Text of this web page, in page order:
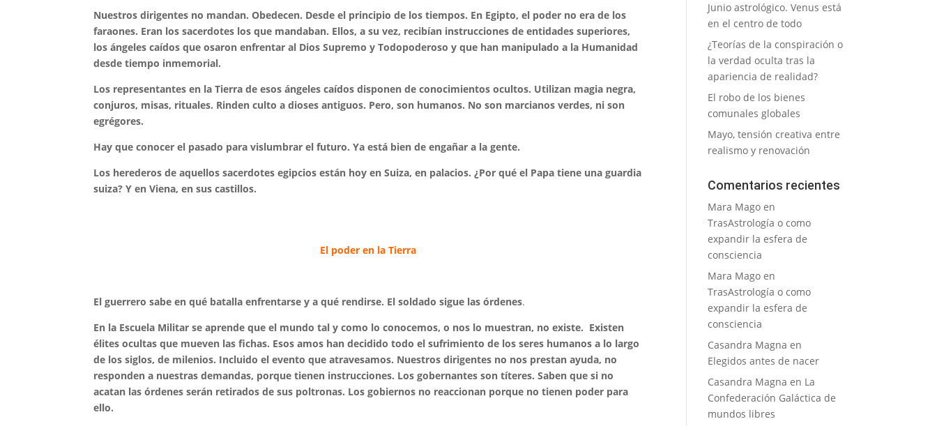
Nuestros dirigentes no mandan. Obedecen. Desde el principio de los tiempos. En Egipto, el poder no era de los
faraones. Eran los sacerdotes los que mandaban. Ellos, a su vez, recibían instrucciones de entidades superiores,
los ángeles caídos que osaron enfrentar al Dios Supremo y Todopoderoso y que han manipulado a la Humanidad
desde tiempo inmemorial.
Los representantes en la Tierra de esos ángeles caídos disponen de conocimientos ocultos. Utilizan magia negra,
conjuros, misas, rituales. Rinden culto a dioses antiguos. Pero, son humanos. No son marcianos verdes, ni son
egrégores.
Hay que conocer el pasado para vislumbrar el futuro. Ya está bien de engañar a la gente.
Los herederos de aquellos sacerdotes egipcios están hoy en Suiza, en palacios. ¿Por qué el Papa tiene una guardia
suiza? Y en Viena, en sus castillos.
El poder en la Tierra
El guerrero sabe en qué batalla enfrentarse y a qué rendirse. El soldado sigue las órdenes.
En la Escuela Militar se aprende que el mundo tal y como lo conocemos, o nos lo muestran, no existe. Existen
élites ocultas que mueven las fichas. Esos amos han decidido todo el sufrimiento de los seres humanos a lo largo
de los siglos, de milenios. Incluido el evento que atravesamos. Nuestros dirigentes no nos prestan ayuda, no
responden a nuestras demandas, porque tienen instrucciones. Los gobernantes son títeres. Saben que si no
acatan las órdenes serán retirados de sus poltronas. Los gobiernos no reaccionan porque no tienen poder para
ello.
Junio astrológico. Venus está
en el centro de todo
¿Teorías de la conspiración o
la verdad oculta tras la
apariencia de realidad?
El robo de los bienes
comunales globales
Mayo, tensión creativa entre
realismo y renovación
Comentarios recientes
Mara Mago en
TrasAstrología o como
expandir la esfera de
consciencia
Mara Mago en
TrasAstrología o como
expandir la esfera de
consciencia
Casandra Magna en
Elegidos antes de nacer
Casandra Magna en La
Confederación Galáctica de
mundos libres